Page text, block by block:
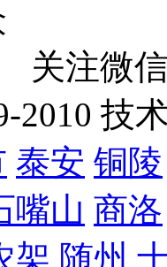
关注微
2010 技
泰安 铜陵
嘴山 商洛
架 随州